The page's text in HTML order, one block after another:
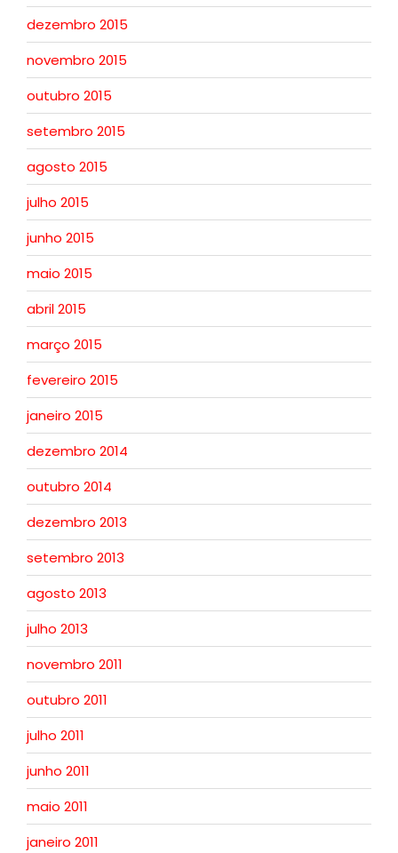
dezembro 2015
novembro 2015
outubro 2015
setembro 2015
agosto 2015
julho 2015
junho 2015
maio 2015
abril 2015
março 2015
fevereiro 2015
janeiro 2015
dezembro 2014
outubro 2014
dezembro 2013
setembro 2013
agosto 2013
julho 2013
novembro 2011
outubro 2011
julho 2011
junho 2011
maio 2011
janeiro 2011